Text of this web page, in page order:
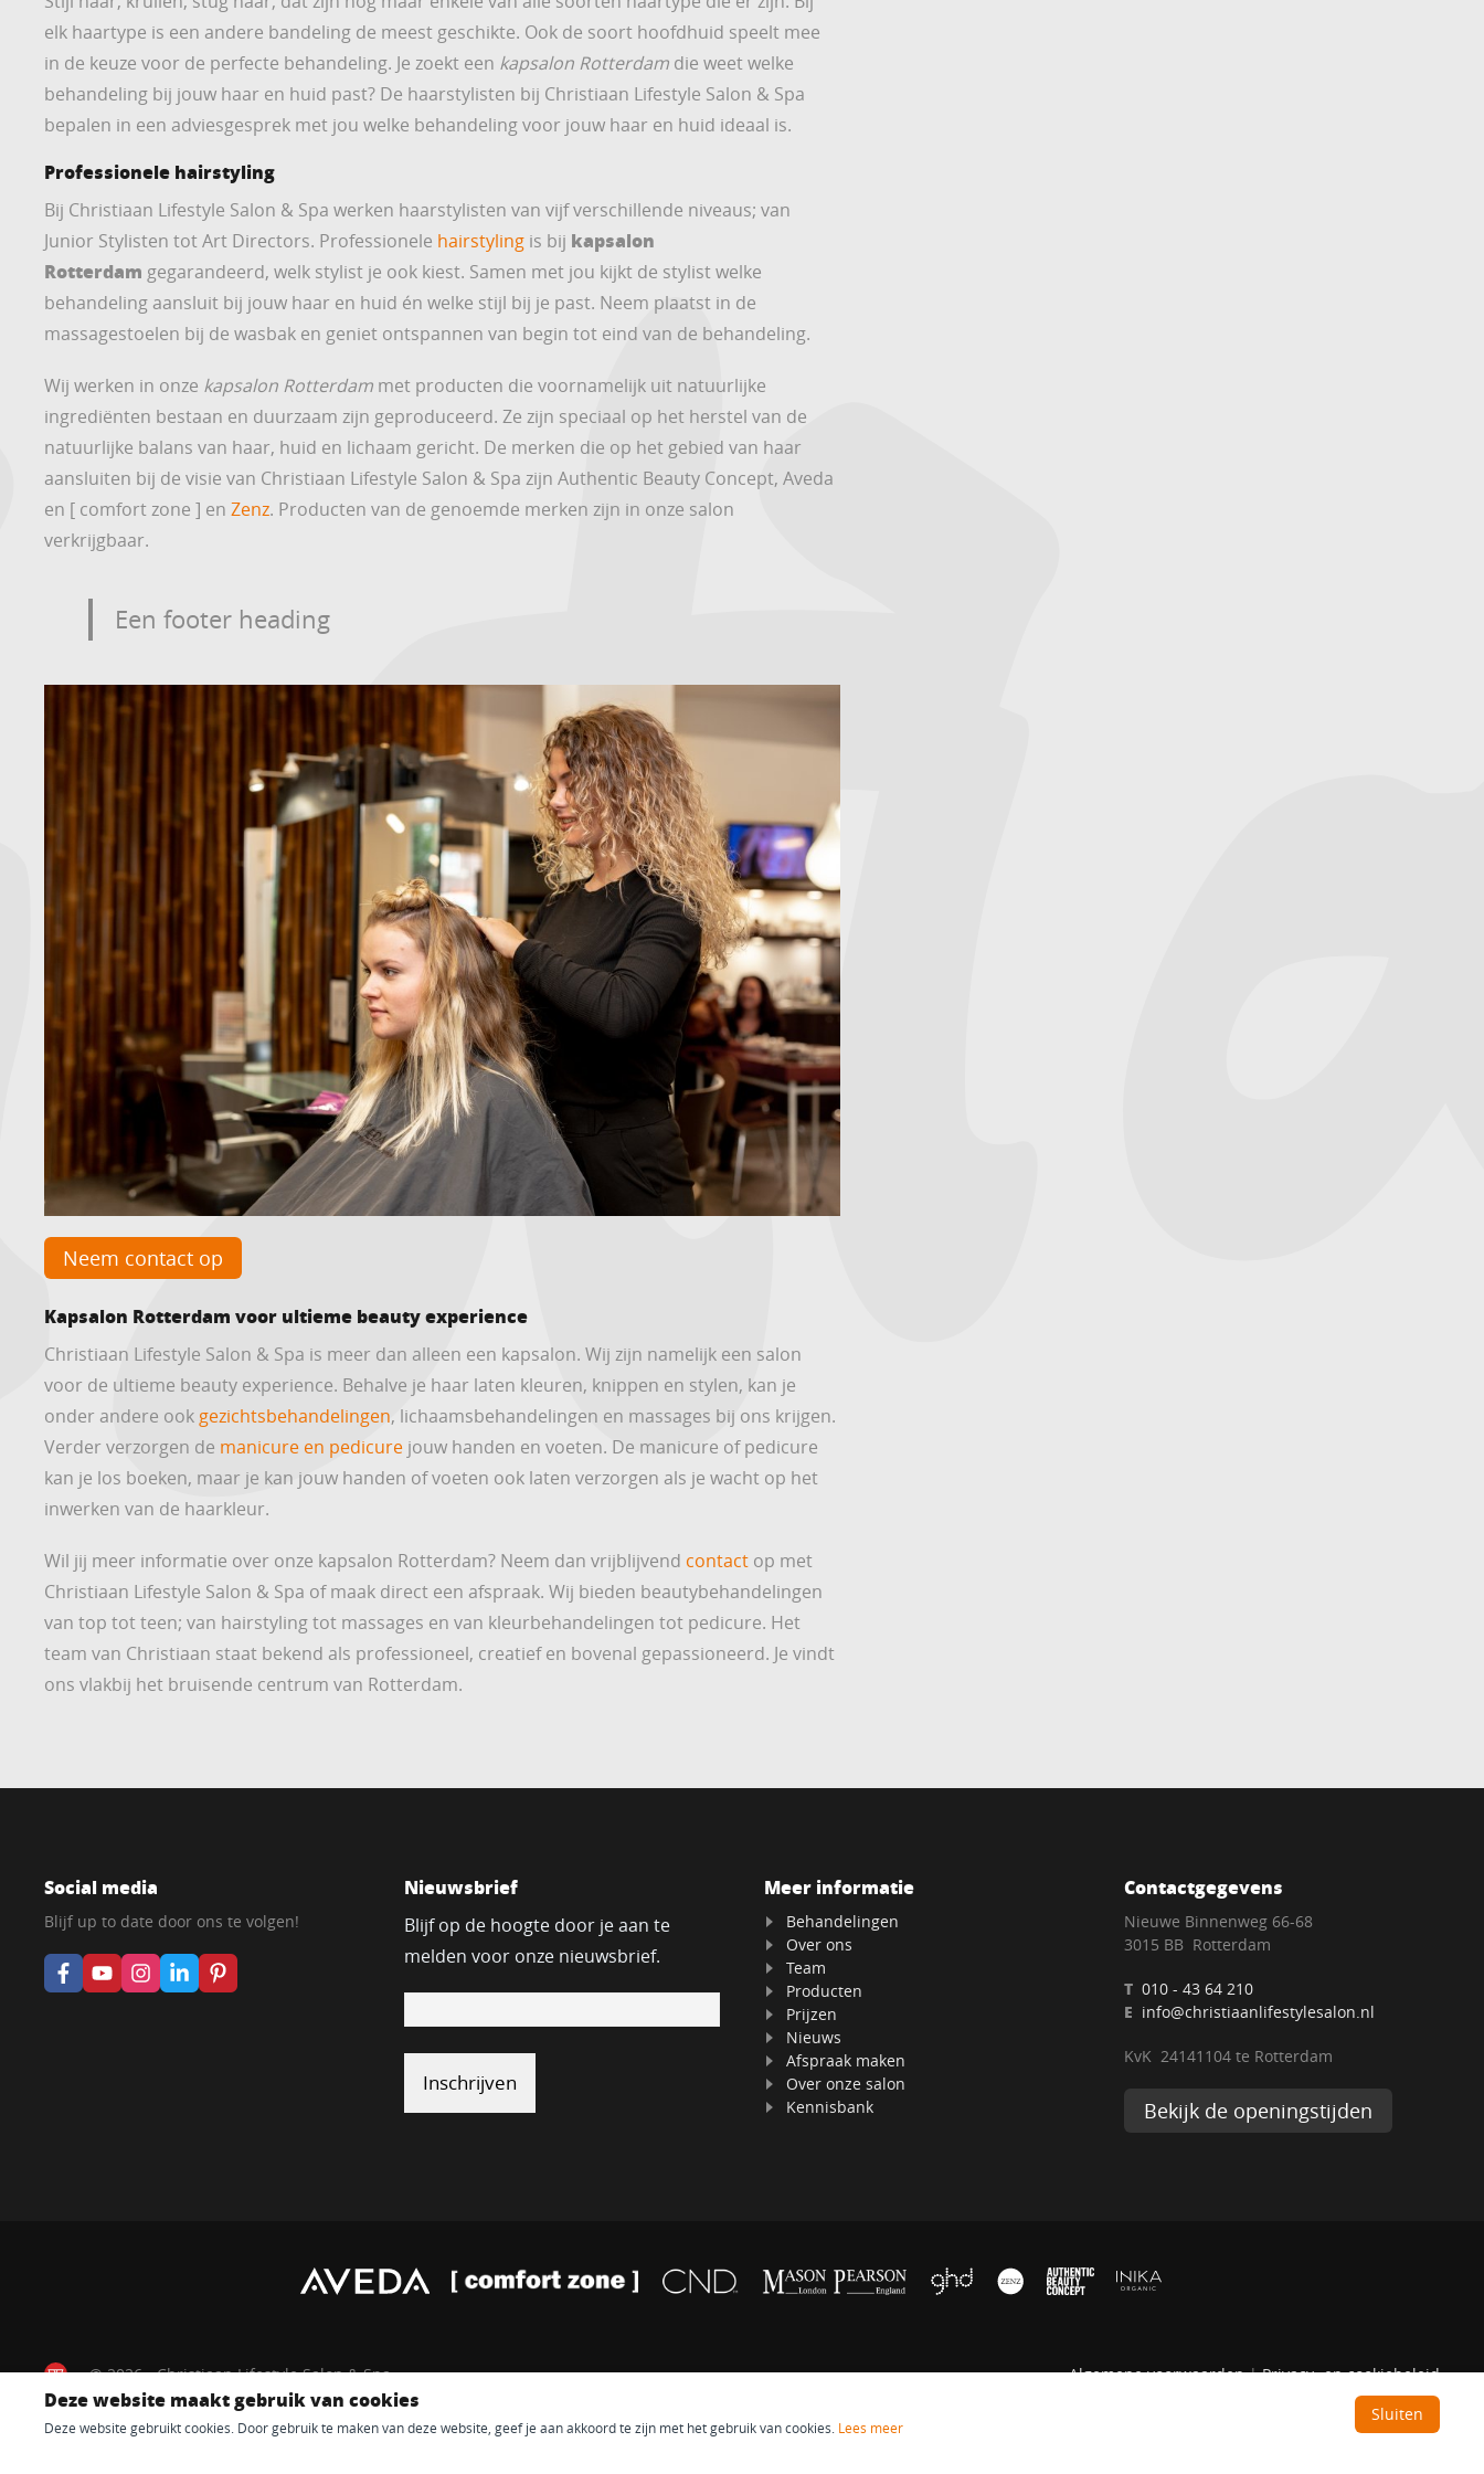
elk haartype is een andere bandeling de meest geschikte. Ook de soort hoofdhuid speelt mee
in de keuze voor de perfecte behandeling. Je zoekt een kapsalon Rotterdam die weet welke
behandeling bij jouw haar en huid past? De haarstylisten bij Christiaan Lifestyle Salon & Spa
bepalen in een adviesgesprek met jou welke behandeling voor jouw haar en huid ideaal is.
Professionele hairstyling
Bij Christiaan Lifestyle Salon & Spa werken haarstylisten van vijf verschillende niveaus; van
Junior Stylisten tot Art Directors. Professionele hairstyling is bij kapsalon
Rotterdam gegarandeerd, welk stylist je ook kiest. Samen met jou kijkt de stylist welke
behandeling aansluit bij jouw haar en huid én welke stijl bij je past. Neem plaatst in de
massagestoelen bij de wasbak en geniet ontspannen van begin tot eind van de behandeling.
Wij werken in onze kapsalon Rotterdam met producten die voornamelijk uit natuurlijke
ingrediënten bestaan en duurzaam zijn geproduceerd. Ze zijn speciaal op het herstel van de
natuurlijke balans van haar, huid en lichaam gericht. De merken die op het gebied van haar
aansluiten bij de visie van Christiaan Lifestyle Salon & Spa zijn Authentic Beauty Concept, Aveda
en [ comfort zone ] en Zenz. Producten van de genoemde merken zijn in onze salon
verkrijgbaar.
Een footer heading
Neem contact op
Kapsalon Rotterdam voor ultieme beauty experience
Christiaan Lifestyle Salon & Spa is meer dan alleen een kapsalon. Wij zijn namelijk een salon
voor de ultieme beauty experience. Behalve je haar laten kleuren, knippen en stylen, kan je
onder andere ook gezichtsbehandelingen, lichaamsbehandelingen en massages bij ons krijgen.
Verder verzorgen de manicure en pedicure jouw handen en voeten. De manicure of pedicure
kan je los boeken, maar je kan jouw handen of voeten ook laten verzorgen als je wacht op het
inwerken van de haarkleur.
Wil jij meer informatie over onze kapsalon Rotterdam? Neem dan vrijblijvend contact op met
Christiaan Lifestyle Salon & Spa of maak direct een afspraak. Wij bieden beautybehandelingen
van top tot teen; van hairstyling tot massages en van kleurbehandelingen tot pedicure. Het
team van Christiaan staat bekend als professioneel, creatief en bovenal gepassioneerd. Je vindt
ons vlakbij het bruisende centrum van Rotterdam.
Social media
Blijf up to date door ons te volgen!
Nieuwsbrief
Blijf op de hoogte door je aan te
melden voor onze nieuwsbrief.
Meer informatie
Behandelingen
Over ons
Team
Producten
Prijzen
Nieuws
Afspraak maken
Over onze salon
Kennisbank
Contactgegevens
Nieuwe Binnenweg 66-68
3015 BB Rotterdam
T 010 - 43 64 210
E info@christiaanlifestylesalon.nl
KvK 24141104 te Rotterdam
Bekijk de openingstijden
© 2026 - Christiaan Lifestyle Salon & Spa Algemene voorwaarden|Privacy- en cookiebeleid
Deze website maakt gebruik van cookies
Deze website gebruikt cookies. Door gebruik te maken van deze website, geef je aan akkoord te zijn met het gebruik van cookies. Lees meer
Sluiten